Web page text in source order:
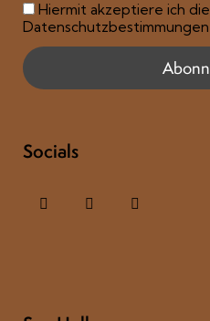
Hiermit akzeptiere ich die
Datenschutzbestimmungen
Socials